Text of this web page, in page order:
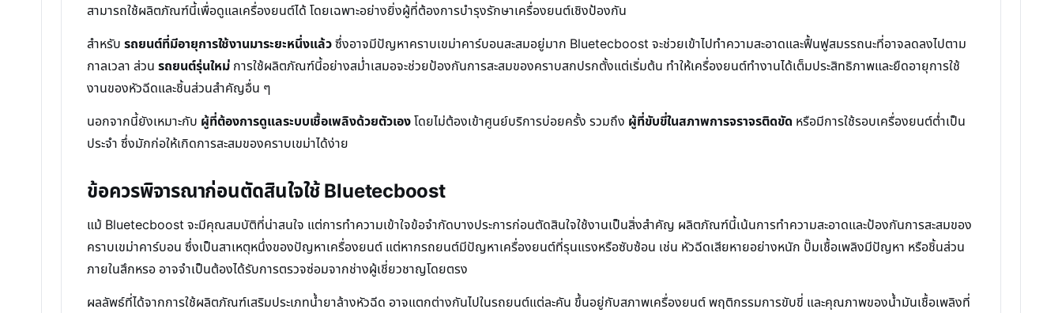
สามารถใช้ผลิตภัณฑ์นี้เพื่อดูแลเครื่องยนต์ได้ โดยเฉพาะอย่างยิ่งผู้ที่ต้องการบำรุงรักษาเครื่องยนต์เชิงป้องกัน
สำหรับ รถยนต์ที่มีอายุการใช้งานมาระยะหนึ่งแล้วซึ่งอาจมีปัญหาคราบเขม่าคาร์บอนสะสมอยู่มาก Bluetecboost จะช่วยเข้าไปทำความสะอาดและฟื้นฟูสมรรถนะที่อาจลดลงไปตาม
กาลเวลา ส่วน รถยนต์รุ่นใหม่ การใช้ผลิตภัณฑ์นี้อย่างสม่ำเสมอจะช่วยป้องกันการสะสมของคราบสกปรกตั้งแต่เริ่มต้น ทำให้เครื่องยนต์ทำงานได้เต็มประสิทธิภาพและยืดอายุการใช้
งานของหัวฉีดและชิ้นส่วนสำคัญอื่น ๆ
นอกจากนี้ยังเหมาะกับ ผู้ที่ต้องการดูแลระบบเชื้อเพลิงด้วยตัวเองโดยไม่ต้องเข้าศูนย์บริการบ่อยครั้ง รวมถึง ผู้ที่ขับขี่ในสภาพการจราจรติดขัด หรือมีการใช้รอบเครื่องยนต์ต่ำเป็น
ประจำ ซึ่งมักก่อให้เกิดการสะสมของคราบเขม่าได้ง่าย
ข้อควรพิจารณาก่อนตัดสินใจใช้ Bluetecboost
แม้ Bluetecboost จะมีคุณสมบัติที่น่าสนใจ แต่การทำความเข้าใจข้อจำกัดบางประการก่อนตัดสินใจใช้งานเป็นสิ่งสำคัญ ผลิตภัณฑ์นี้เน้นการทำความสะอาดและป้องกันการสะสมของ
คราบเขม่าคาร์บอน ซึ่งเป็นสาเหตุหนึ่งของปัญหาเครื่องยนต์ แต่หากรถยนต์มีปัญหาเครื่องยนต์ที่รุนแรงหรือซับซ้อน เช่น หัวฉีดเสียหายอย่างหนัก ปั๊มเชื้อเพลิงมีปัญหา หรือชิ้นส่วน
ภายในสึกหรอ อาจจำเป็นต้องได้รับการตรวจซ่อมจากช่างผู้เชี่ยวชาญโดยตรง
ผลลัพธ์ที่ได้จากการใช้ผลิตภัณฑ์เสริมประเภทน้ำยาล้างหัวฉีด อาจแตกต่างกันไปในรถยนต์แต่ละคัน ขึ้นอยู่กับสภาพเครื่องยนต์ พฤติกรรมการขับขี่ และคุณภาพของน้ำมันเชื้อเพลิงที่